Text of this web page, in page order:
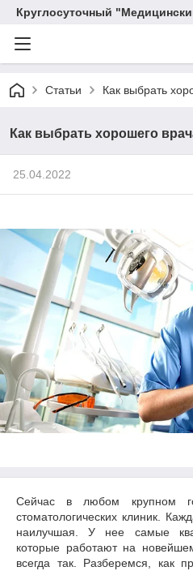
Круглосуточный
Статьи Как выбрать
Как выбрать хорошего
25.04.2022
Сейчас в любом крупном
стоматологических клиник.
наилучшая. У нее самые
которые работают на
всегда так. Разберемся, как